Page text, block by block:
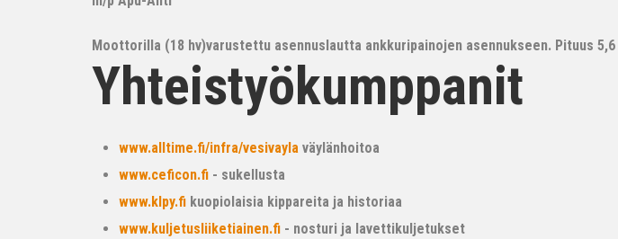
Moottorilla (18 hv)varustettu asennuslautta ankkuripainojen asennukseen. Pituus
Yhteistyökumppanit
www.alltime.fi/infra/vesivayla väylänhoitoa
www.ceficon.fi - sukellusta
www.klpy.fi kuopiolaisia kippareita ja historiaa
www.kuljetusliiketiainen.fi - nosturi ja lavettikuljetukset